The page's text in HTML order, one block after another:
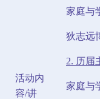
活动内
容/讲
家庭与
狄志远
2. 历届
家庭与